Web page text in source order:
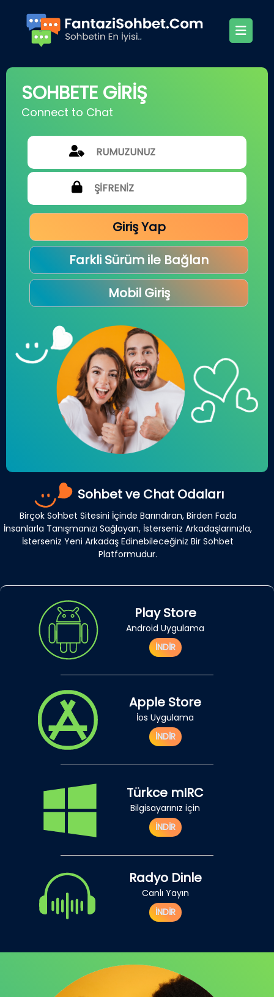
SOHBETE GİRİŞ
Connect to Chat
Giriş Yap
Farkli Sürüm ile Bağlan
Mobil Giriş
Sohbet ve Chat Odaları
Birçok Sohbet Sitesini İçinde Barındıran, Birden Fazla
İnsanlarla Tanışmanızı Sağlayan, İsterseniz Arkadaşlarınızla,
İsterseniz Yeni Arkadaş Edinebileceğiniz Bir Sohbet
Platformudur.
Play Store
Android Uygulama
İNDİR
Apple Store
İos Uygulama
İNDİR
Türkce mIRC
Bilgisayarınız için
İNDİR
Radyo Dinle
Canlı Yayın
İNDİR